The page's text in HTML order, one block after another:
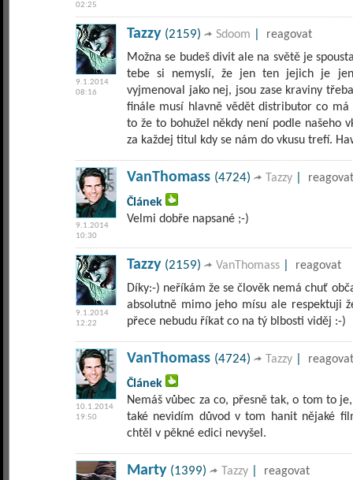
02:25
9.1.2014
08:16
Tazzy (2159) Sdoom
reagovat
Možna se budeš divit ale na světě je
tebe si nemyslí, že jen ten jejich je
vyjmenoval jako nej, jsou zase kraviny
finále musí hlavně vědět distributor co
to že to bohužel někdy není podle našeho
za každej titul kdy se nám do vkusu trefí.
9.1.2014
10:30
VanThomass (4724) Tazzy
reagovat
Článek
Velmi dobře napsané ;-)
9.1.2014
12:22
Tazzy (2159) VanThomass
reagovat
Díky:-) neříkám že se člověk nemá chuť
absolutně mimo jeho mísu ale respektuji
přece nebudu říkat co na tý blbosti viděj :-)
10.1.2014
19:50
VanThomass (4724) Tazzy
reagovat
Článek
Nemáš vůbec za co, přesně tak, o tom to
také nevidím důvod v tom hanit nějaké
chtěl v pěkné edici nevyšel.
Marty (1399) Tazzy reagovat